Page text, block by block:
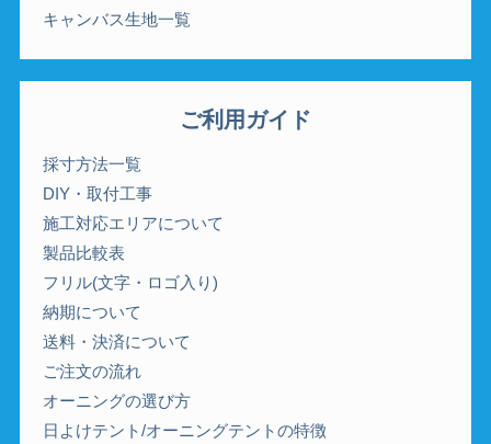
キャンバス生地一覧
ご利用ガイド
採寸方法一覧
DIY・取付工事
施工対応エリアについて
製品比較表
フリル(文字・ロゴ入り)
納期について
送料・決済について
ご注文の流れ
オーニングの選び方
日よけテント/オーニングテントの特徴